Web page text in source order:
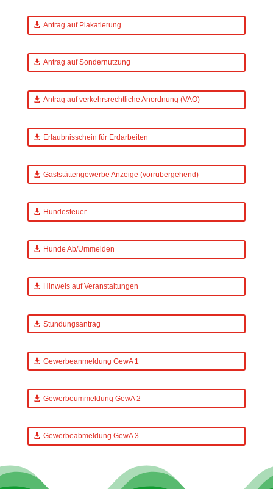
Antrag auf Plakatierung
Antrag auf Sondernutzung
Antrag auf verkehrsrechtliche Anordnung (VAO)
Erlaubnisschein für Erdarbeiten
Gaststättengewerbe Anzeige (vorrübergehend)
Hundesteuer
Hunde Ab/Ummelden
Hinweis auf Veranstaltungen
Stundungsantrag
Gewerbeanmeldung GewA 1
Gewerbeummeldung GewA 2
Gewerbeabmeldung GewA 3